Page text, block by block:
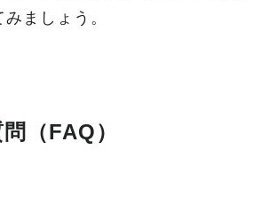
みましょう。
（FAQ）